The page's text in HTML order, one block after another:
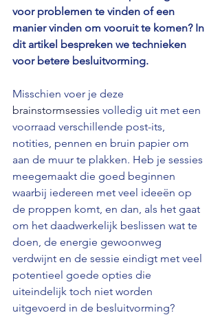
voor problemen te vinden of een
manier vinden om vooruit te komen? In
dit artikel bespreken we technieken
voor betere besluitvorming.
Misschien voer je deze
brainstormsessies volledig uit met een
voorraad verschillende post-its,
notities, pennen en bruin papier om
aan de muur te plakken. Heb je sessies
meegemaakt die goed beginnen
waarbij iedereen met veel ideeën op
de proppen komt, en dan, als het gaat
om het daadwerkelijk beslissen wat te
doen, de energie gewoonweg
verdwijnt en de sessie eindigt met veel
potentieel goede opties die
uiteindelijk toch niet worden
uitgevoerd in de besluitvorming?